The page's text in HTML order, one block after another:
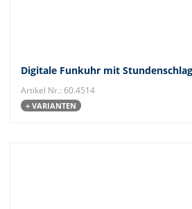
Digitale Funkuhr mit
Artikel Nr.: 60.4514
+ VARIANTEN